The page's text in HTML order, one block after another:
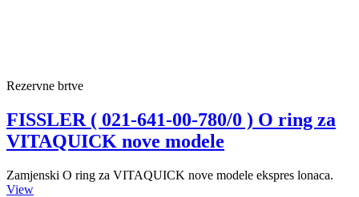
Rezervne brtve
FISSLER ( 021-641-00-780/0 ) O ring za
VITAQUICK nove modele
Zamjenski O ring za VITAQUICK nove modele ekspres lonaca.
View